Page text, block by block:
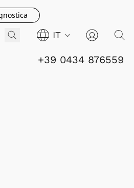
IT
+39 0434 876559